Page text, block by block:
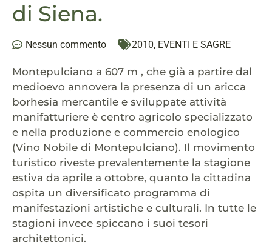
di Siena.
Nessun commento 2010, EVENTI E SAGRE
Montepulciano a 607 m , che già a partire dal
medioevo annovera la presenza di un aricca
borhesia mercantile e sviluppate attività
manifatturiere è centro agricolo specializzato
e nella produzione e commercio enologico
(Vino Nobile di Montepulciano). Il movimento
turistico riveste prevalentemente la stagione
estiva da aprile a ottobre, quanto la cittadina
ospita un diversificato programma di
manifestazioni artistiche e culturali. In tutte le
stagioni invece spiccano i suoi tesori
architettonici.